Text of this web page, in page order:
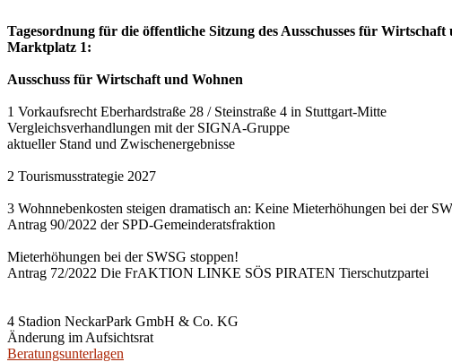
Tagesordnung für die öffentliche Sitzung des Ausschusses für
Marktplatz 1:
Ausschuss für Wirtschaft und Wohnen
1 Vorkaufsrecht Eberhardstraße 28 / Steinstraße 4 in Stuttgart-Mitte
Vergleichsverhandlungen mit der SIGNA-Gruppe
aktueller Stand und Zwischenergebnisse
2 Tourismusstrategie 2027
3 Wohnnebenkosten steigen dramatisch an: Keine Mieterhöhungen bei der
Antrag 90/2022 der SPD-Gemeinderatsfraktion
Mieterhöhungen bei der SWSG stoppen!
Antrag 72/2022 Die FrAKTION LINKE SÖS PIRATEN Tierschutzpartei
4 Stadion NeckarPark GmbH & Co. KG
Änderung im Aufsichtsrat
Beratungsunterlagen